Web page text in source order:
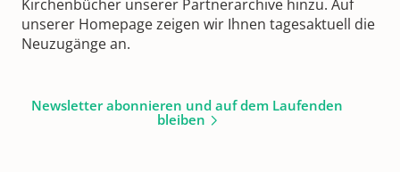
Kirchenbücher unserer Partnerarchive hinzu. Auf
unserer Homepage zeigen wir Ihnen tagesaktuell die
Neuzugänge an.
Newsletter abonnieren und auf dem Laufenden
bleiben